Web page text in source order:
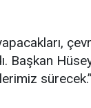
Başkan